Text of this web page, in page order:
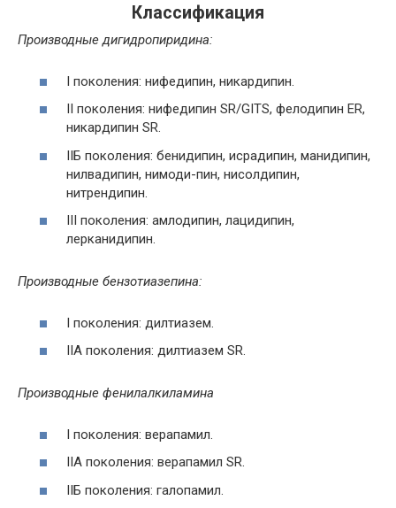
Классификация
Производные дигидропиридина:
I поколения: нифедипин, никардипин.
II поколения: нифедипин SR/GITS, фелодипин ER,
никардипин SR.
IIБ поколения: бенидипин, исрадипин, манидипин,
нилвадипин, нимоди-пин, нисолдипин,
нитрендипин.
III поколения: амлодипин, лацидипин,
лерканидипин.
Производные бензотиазепина:
I поколения: дилтиазем.
IIA поколения: дилтиазем SR.
Производные фенилалкиламина
I поколения: верапамил.
IIA поколения: верапамил SR.
IIБ поколения: галопамил.